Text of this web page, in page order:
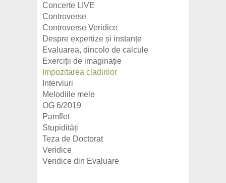
Concerte LIVE
Controverse
Controverse Veridice
Despre expertize și instanțe
Evaluarea, dincolo de calcule
Exerciții de imaginație
Impozitarea cladirilor
Interviuri
Melodiile mele
OG 6/2019
Pamflet
Stupidități
Teza de Doctorat
Veridice
Veridice din Evaluare